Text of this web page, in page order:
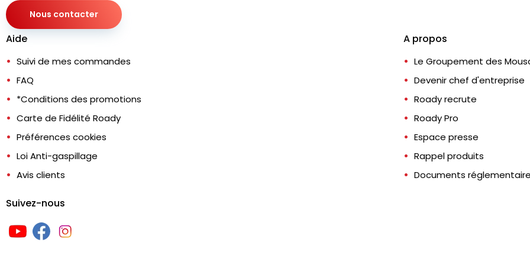
Nous contacter
Aide
Suivi de mes commandes
FAQ
*Conditions des promotions
Carte de Fidélité Roady
Préférences cookies
Loi Anti-gaspillage
Avis clients
A propos
Le Groupement des
Devenir chef d'entreprise
Roady recrute
Roady Pro
Espace presse
Rappel produits
Documents
Suivez-nous